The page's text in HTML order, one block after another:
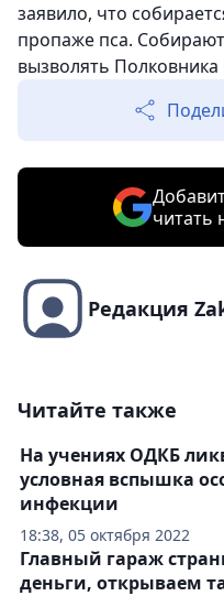
заявило, что
пропаже пса.
вызволять
читать
Редакция
Читайте также
18:38, 05 октября 2022
На учениях ОДКБ
условная вспышка
инфекции
Главный гараж
деньги, открываем